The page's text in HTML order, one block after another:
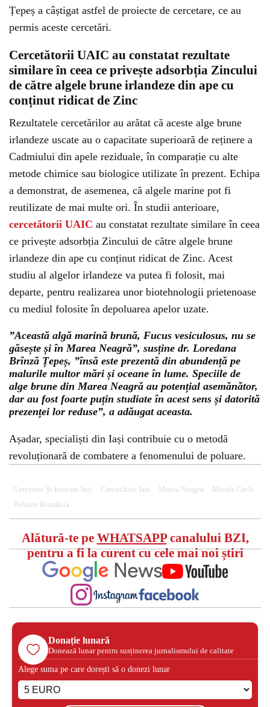
Țepeș a câștigat astfel de proiecte de cercetare, ce au
permis aceste cercetări.
Cercetătorii UAIC au constatat rezultate
similare în ceea ce privește adsorbția Zincului
de către algele brune irlandeze din ape cu
conținut ridicat de Zinc
Rezultatele cercetărilor au arătat că aceste alge brune
irlandeze uscate au o capacitate superioară de reținere a
Cadmiului din apele reziduale, în comparație cu alte
metode chimice sau biologice utilizate în prezent. Echipa
a demonstrat, de asemenea, că algele marine pot fi
reutilizate de mai multe ori. În studii anterioare,
cercetătorii UAIC au constatat rezultate similare în ceea
ce privește adsorbția Zincului de către algele brune
irlandeze din ape cu conținut ridicat de Zinc. Acest
studiu al algelor irlandeze va putea fi folosit, mai
departe, pentru realizarea unor biotehnologii prietenoase
cu mediul folosite în depoluarea apelor uzate.
”Această algă marină brună, Fucus vesiculosus, nu se
găsește și în Marea Neagră”, susține dr. Loredana
Brînză Țepeș, ”însă este prezentă din abundență pe
malurile multor mări și oceane în lume. Speciile de
alge brune din Marea Neagră au potențial asemănător,
dar au fost foarte puțin studiate în acest sens și datorită
prezenței lor reduse”, a adăugat aceasta.
Așadar, specialiști din Iași contribuie cu o metodă
revoluționară de combatere a fenomenului de poluare.
Cercetare Și Inovare Iași Cercetători Iași Marea Neagra
Metale Grele
Poluare România
Alătură-te pe WHATSAPPcanalului BZI,
pentru a fi la curent cu cele mai noi știri
Donație lunară
Donează lunar pentru susținerea jurnalismului de calitate
Alege suma pe care dorești să o donezi lunar